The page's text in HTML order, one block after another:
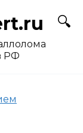
РФ